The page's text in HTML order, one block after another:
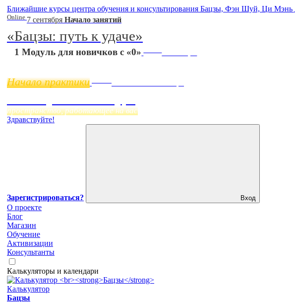
Ближайшие курсы центра обучения и консультирования Бацзы, Фэн Шуй, Ци
Online 7 сентября Начало занятий
«Бацзы: путь к удаче»
1 Модуль для новичков с «0» 11 ноября
Начало практики
пространство, работающее на вас
Здравствуйте!
Зарегистрироваться? Вход
О проекте
Блог
Магазин
Обучение
Активизации
Консультанты
Калькуляторы и календари
Калькулятор
Бацзы